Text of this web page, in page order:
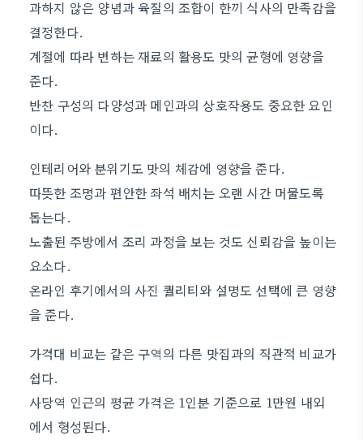
과하지 않은 양념과 육질의 조합이 한끼 식사의 만족감을
결정한다.
계절에 따라 변하는 재료의 활용도 맛의 균형에 영향을
준다.
반찬 구성의 다양성과 메인과의 상호작용도 중요한 요인
이다.
인테리어와 분위기도 맛의 체감에 영향을 준다.
따뜻한 조명과 편안한 좌석 배치는 오랜 시간 머물도록
돕는다.
노출된 주방에서 조리 과정을 보는 것도 신뢰감을 높이는
요소다.
온라인 후기에서의 사진 퀄리티와 설명도 선택에 큰 영향
을 준다.
가격대 비교는 같은 구역의 다른 맛집과의 직관적 비교가
쉽다.
사당역 인근의 평균 가격은 1인분 기준으로 1만원 내외
에서 형성된다.